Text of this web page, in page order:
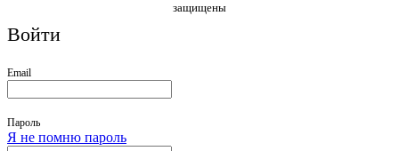
защищены
Войти
Email
Пароль
Я не помню пароль